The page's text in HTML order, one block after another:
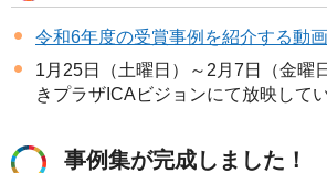
令和6年度の受賞事例を紹介する動画
1月25日（土曜日）～2月7日（金曜
きプラザICAビジョンにて放映してい
事例集が完成しました！